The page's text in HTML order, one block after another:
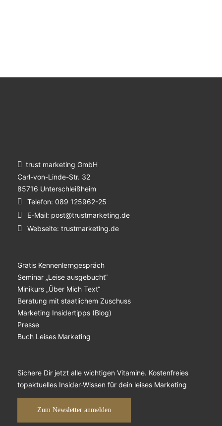
trust marketing GmbH
Carl-von-Linde-Str. 32
85716 Unterschleißheim
Telefon: 089 125962-25
E-Mail: post@trustmarketing.de
Webseite: trustmarketing.de
Gratis Kennenlerngespräch
Seminar „Leise ausgebucht“
Minikurs „Über Mich Text“
Beratung mit staatlichem Zuschuss
Marketing Insidertipps (Blog)
Presse
Buch Leises Marketing
Sichere Dir jetzt alle wichtigen Vitamine. Kostenfreies
topaktuelles Insider-Wissen für dein leises Marketing
Zum Newsletter anmelden